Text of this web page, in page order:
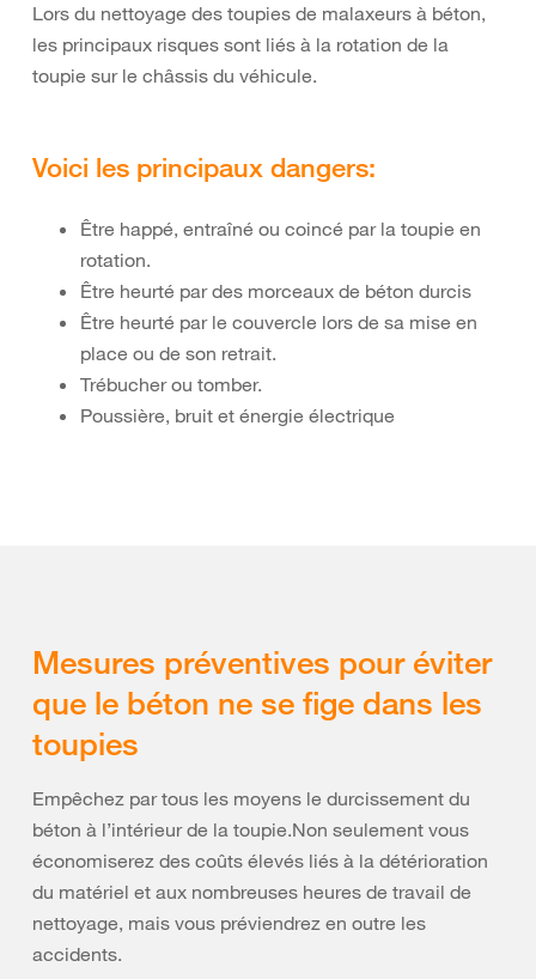
Lors du nettoyage des toupies de malaxeurs à béton,
les principaux risques sont liés à la rotation de la
toupie sur le châssis du véhicule.
Voici les principaux dangers:
Être happé, entraîné ou coincé par la toupie en
rotation.
Être heurté par des morceaux de béton durcis
Être heurté par le couvercle lors de sa mise en
place ou de son retrait.
Trébucher ou tomber.
Poussière, bruit et énergie électrique
Mesures préventives pour éviter
que le béton ne se fige dans les
toupies
Empêchez par tous les moyens le durcissement du
béton à l’intérieur de la toupie.Non seulement vous
économiserez des coûts élevés liés à la détérioration
du matériel et aux nombreuses heures de travail de
nettoyage, mais vous préviendrez en outre les
accidents.